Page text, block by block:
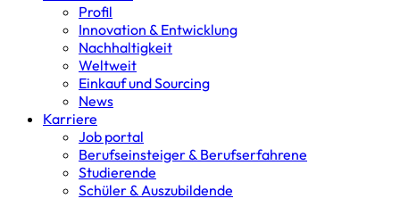
Profil
Innovation & Entwicklung
Nachhaltigkeit
Weltweit
Einkauf und Sourcing
News
Karriere
Job portal
Berufseinsteiger & Berufserfahrene
Studierende
Schüler & Auszubildende